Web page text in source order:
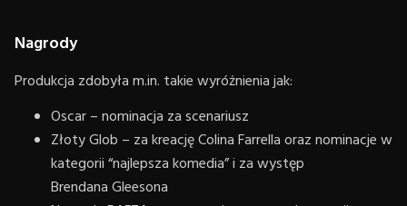
Nagrody
Produkcja zdobyła m.in. takie wyróżnienia jak:
Oscar – nominacja za scenariusz
Złoty Glob – za kreację Colina Farrella oraz nominacje w
kategorii “najlepsza komedia” i za występ
Brendana Gleesona